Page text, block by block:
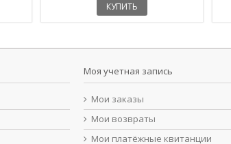
Моя учетная запись
Мои заказы
Мои возвраты
Мои платёжные квитанции